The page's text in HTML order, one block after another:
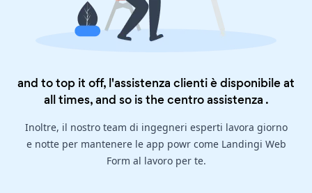
and to top it off, l'assistenza clienti è disponibile at
all times, and so is thecentro assistenza .
Inoltre, il nostro team di ingegneri esperti lavora giorno
e notte per mantenere le app powr come Landingi Web
Form al lavoro per te.